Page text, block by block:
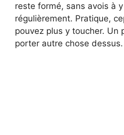
reste formé, sans avois à
régulièrement. Pratique,
pouvez plus y toucher. Un
porter autre chose dessus.